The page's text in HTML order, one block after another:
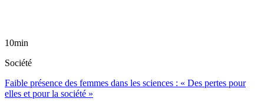
10min
Société
Faible présence des femmes dans les sciences : « Des pertes pour
elles et pour la société »